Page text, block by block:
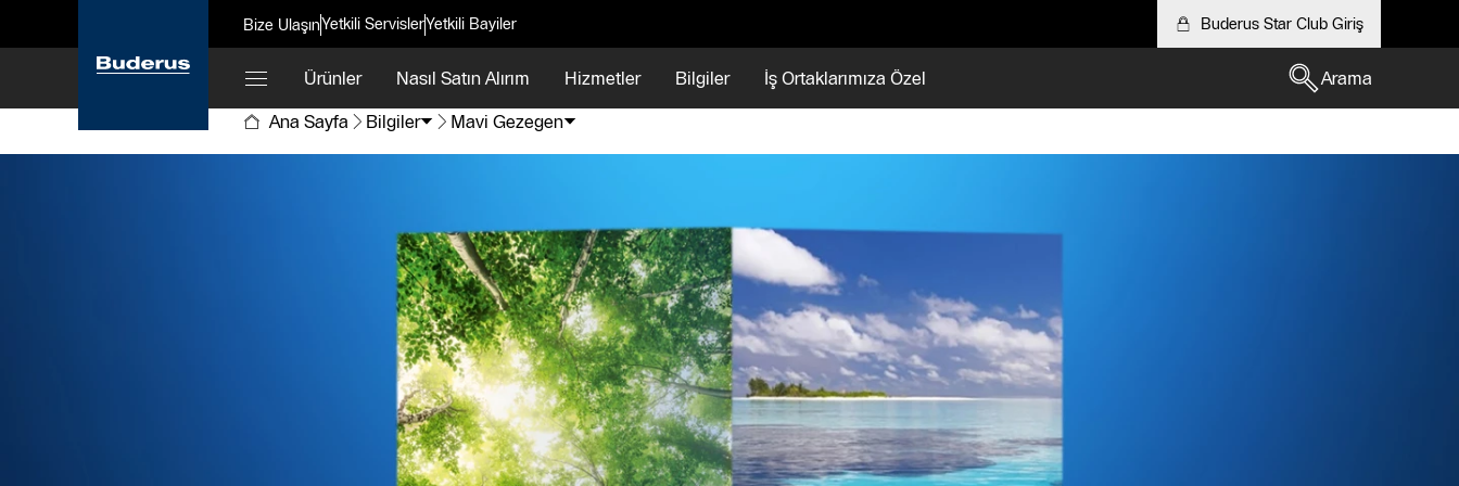
Bize UlaşınYetkili ServislerYetkili Bayiler Buderus Star Club Giriş
Ürünler Nasıl Satın Alırım Hizmetler Bilgiler İş Ortaklarımıza Özel
Arama
Ana Sayfa
Bilgiler Mavi Gezegen